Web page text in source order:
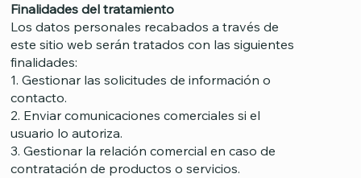
Finalidades del tratamiento
Los datos personales recabados a través de
este sitio web serán tratados con las siguientes
finalidades:
1. Gestionar las solicitudes de información o
contacto.
2. Enviar comunicaciones comerciales si el
usuario lo autoriza.
3. Gestionar la relación comercial en caso de
contratación de productos o servicios.